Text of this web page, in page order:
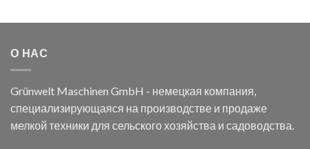
О НАС
Grünwelt Maschinen GmbH - немецкая компания,
специализирующаяся на производстве и продаже
мелкой техники для сельского хозяйства и садоводства.